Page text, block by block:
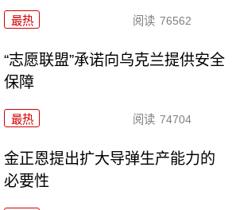
最热 阅读 76562
“志愿联盟”承诺向乌克兰提供安全
保障
最热 阅读 74704
金正恩提出扩大导弹生产能力的
必要性